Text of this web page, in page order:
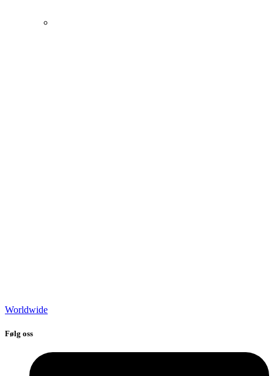
Worldwide
Følg oss